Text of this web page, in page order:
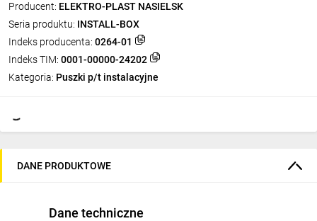
Producent: ELEKTRO-PLAST NASIELSK
Seria produktu: INSTALL-BOX
Indeks producenta: 0264-01
Indeks TIM: 0001-00000-24202
Kategoria: Puszki p/t instalacyjne
DANE PRODUKTOWE
Dane techniczne